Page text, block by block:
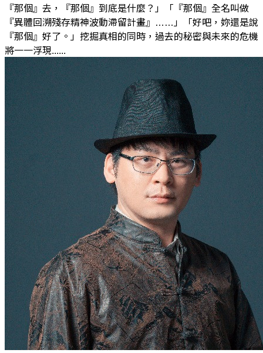
『那個』去，『那個』到底是什麼？」「『那個』全名叫做
『異體回溯殘存精神波動滯留計畫』……」「好吧，妳還是說
『那個』好了。」挖掘真相的同時，過去的秘密與未來的危機
將一一浮現......